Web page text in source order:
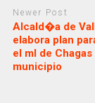
Newer Post
Alcald�a de
elabora plan
el ml de
municipio